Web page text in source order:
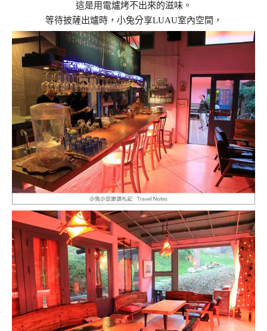
這是用電爐烤不出來的滋味。
等待披薩出爐時，小兔分享LUAU室內空間，